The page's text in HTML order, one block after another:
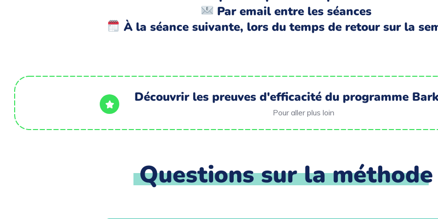
Par email entre les séances
À la séance suivante, lors du temps de retour sur la
Découvrir les preuves d'efficacité du programme
Pour aller plus loin
Questions sur la méthode